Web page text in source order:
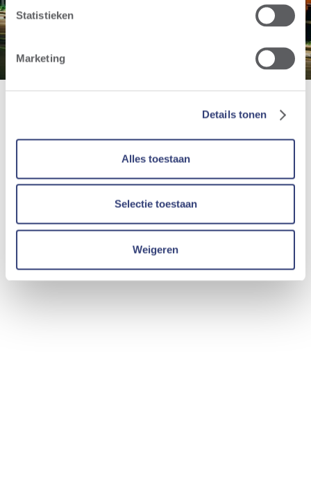
Statistieken
Marketing
Details tonen
Alles toestaan
Selectie toestaan
Weigeren